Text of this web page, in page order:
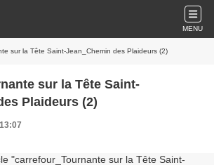
MENU
sur la Tête Saint-Jean_Chemin des Plaideurs (2)
sur la Tête Saint-
Plaideurs (2)